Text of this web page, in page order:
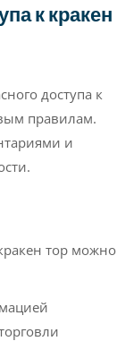
к кракен
доступа к
правилам.
и
тор можно